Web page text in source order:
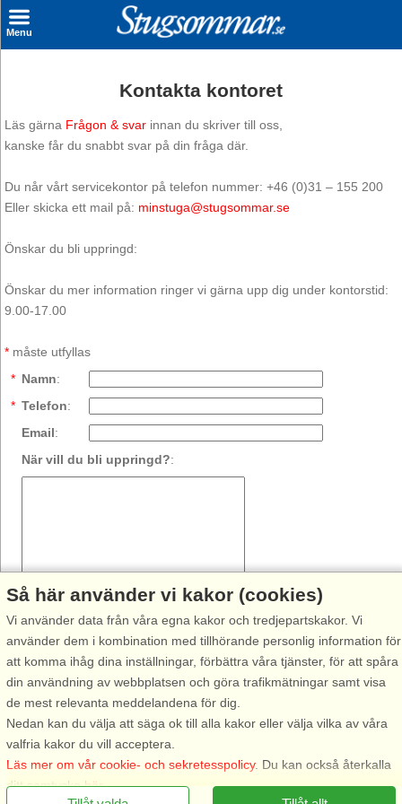
Menu
Genvägar
Inspiration
Husägare
Se hur mycket du kan tjäna
Räkna ut din
hyresintäkt
Kontakta kontoret
Läs gärna Frågon & svar innan du skriver till oss,
kanske får du snabbt svar på din fråga där.
Du når vårt servicekontor på telefon nummer: +46 (0)31 – 155 200
Eller skicka ett mail på: minstuga@stugsommar.se
Önskar du bli uppringd:
Önskar du mer information ringer vi gärna upp dig under kontorstid:
9.00-17.00
* måste utfyllas
* Namn:
* Telefon:
Email:
När vill du bli uppringd?:
Jag har läst och accepterarStugsommars Persondatapolitik.
Så här använder vi kakor (cookies)
Vi använder data från våra egna kakor och tredjepartskakor. Vi
använder dem i kombination med tillhörande personlig information för
att komma ihåg dina inställningar, förbättra våra tjänster, för att spåra
din användning av webbplatsen och göra trafikmätningar samt visa
de mest relevanta meddelandena för dig.
Nedan kan du välja att säga ok till alla kakor eller välja vilka av våra
valfria kakor du vill acceptera.
Läs mer om vår cookie- och sekretesspolicy. Du kan också återkalla
ditt samtyckehär.